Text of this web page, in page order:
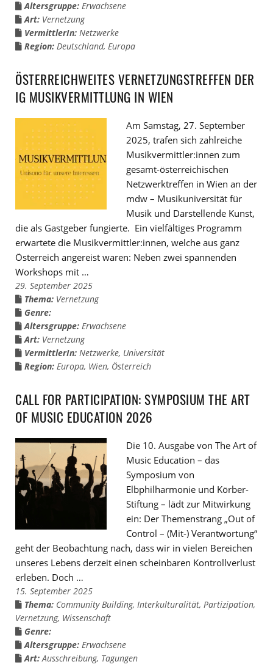
Altersgruppe: Erwachsene
Art: Vernetzung
VermittlerIn: Netzwerke
Region: Deutschland, Europa
ÖSTERREICHWEITES VERNETZUNGSTREFFEN DER
IG MUSIKVERMITTLUNG IN WIEN
Am Samstag, 27. September
2025, trafen sich zahlreiche
Musikvermittler:innen zum
gesamt-österreichischen
Netzwerktreffen in Wien an der
mdw – Musikuniversität für
Musik und Darstellende Kunst,
die als Gastgeber fungierte. Ein vielfältiges Programm
erwartete die Musikvermittler:innen, welche aus ganz
Österreich angereist waren: Neben zwei spannenden
Workshops mit …
29. September 2025
Thema: Vernetzung
Genre:
Altersgruppe: Erwachsene
Art: Vernetzung
VermittlerIn: Netzwerke, Universität
Region: Europa, Wien, Österreich
CALL FOR PARTICIPATION: SYMPOSIUM THE ART
OF MUSIC EDUCATION 2026
Die 10. Ausgabe von The Art of
Music Education – das
Symposium von
Elbphilharmonie und Körber-
Stiftung – lädt zur Mitwirkung
ein: Der Themenstrang „Out of
Control – (Mit-) Verantwortung“
geht der Beobachtung nach, dass wir in vielen Bereichen
unseres Lebens derzeit einen scheinbaren Kontrollverlust
erleben. Doch …
15. September 2025
Thema: Community Building, Interkulturalität, Partizipation,
Vernetzung, Wissenschaft
Genre:
Altersgruppe: Erwachsene
Art: Ausschreibung, Tagungen